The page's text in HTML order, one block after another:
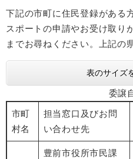
下記の市町に住民登録がある
スポートの申請やお受け取り
までお尋ねください。上記の
表のサイズ
委譲
市町
村名
担当窓口及びお問
い合わせ先
豊前市役所市民課